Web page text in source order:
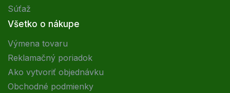
Súťaž
Všetko o nákupe
Výmena tovaru
Reklamačný poriadok
Ako vytvoriť objednávku
Obchodné podmienky